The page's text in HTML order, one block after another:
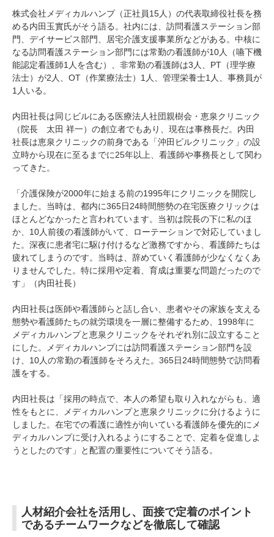
株式会社メディカルハンプ（正社員15人）の代表取締役社長を務
める内田玉實氏がそう語る。社内には、訪問看護ステーション部
門、デイサービス部門、居宅介護支援事業所などがある。中核に
なる訪問看護ステーション部門には常勤の看護師が10人（嚥下機
能認定看護師1人を含む）、非常勤の看護師は3人、PT（理学療
法士）が2人、OT（作業療法士）1人、管理栄養士1人、事務員が
1人いる。
内田社長は同じビルにある医療法人社団親樹会・恵泉クリニック
（院長 太田 祥一）の創立者でもあり、現在は事務長だ。内田
社長は恵泉クリニックの前身である「沖田ビルクリニック」の設
立時から現在に至るまでに25年以上、看護師や事務長として関わ
ってきた。
「介護保険が2000年に始まる前の1995年にクリニックを開院し
ました。当時は、都内に365日24時間態勢の在宅医療クリックは
ほとんどなかったと言われています。当初は院長の下に私のほ
か、10人前後の看護師がいて、ローテーションで対応していまし
た。深夜に患者宅に駆け付けるなど激務ですから、看護師たちは
疲れてしまうのです。当時は、辞めていく看護師が少なくなくあ
りませんでした。特に採用や定着、育成は重要な問題だったので
す」（内田社長）
内田社長は医師や看護師らと話し合い、患者やその家族を支える
態勢や看護師たちの就労環境を一層に整備するため、1998年に
メディカルハンプと恵泉クリニックをそれぞれ別に設立すること
にした。メディカルハンプには訪問看護ステーション部門を設
け、10人の常勤の看護師をそろえた。365日24時間態勢で訪問看
護をする。
内田社長は「採用の時点で、本人の希望も取り入れながらも、適
性をもとに、メディカルハンプと恵泉クリニックに分けるように
しました。在宅での看護に適性が向いている看護師を優先的にメ
ディカルハンプに受け入れるようにすることで、定着を促進しよ
うとしたのです」と配置の重要性についてそう語る。
人材紹介会社を活用し、面接で定着のポイント
であるチームワークなどを徹底して確認